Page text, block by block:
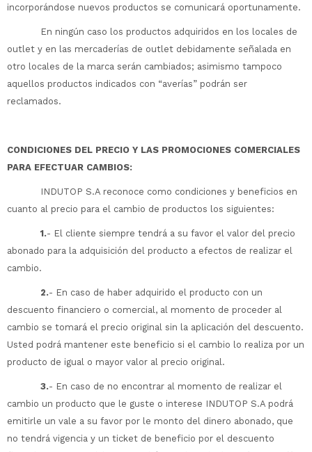
incorporándose nuevos productos se comunicará oportunamente.
En ningún caso los productos adquiridos en los locales de
outlet y en las mercaderías de outlet debidamente señalada en
otro locales de la marca serán cambiados; asimismo tampoco
aquellos productos indicados con “averías” podrán ser
reclamados.
CONDICIONES DEL PRECIO Y LAS PROMOCIONES COMERCIALES
PARA EFECTUAR CAMBIOS:
INDUTOP S.A reconoce como condiciones y beneficios en
cuanto al precio para el cambio de productos los siguientes:
1.- El cliente siempre tendrá a su favor el valor del precio
abonado para la adquisición del producto a efectos de realizar el
cambio.
2.- En caso de haber adquirido el producto con un
descuento financiero o comercial, al momento de proceder al
cambio se tomará el precio original sin la aplicación del descuento.
Usted podrá mantener este beneficio si el cambio lo realiza por un
producto de igual o mayor valor al precio original.
3.- En caso de no encontrar al momento de realizar el
cambio un producto que le guste o interese INDUTOP S.A podrá
emitirle un vale a su favor por le monto del dinero abonado, que
no tendrá vigencia y un ticket de beneficio por el descuento